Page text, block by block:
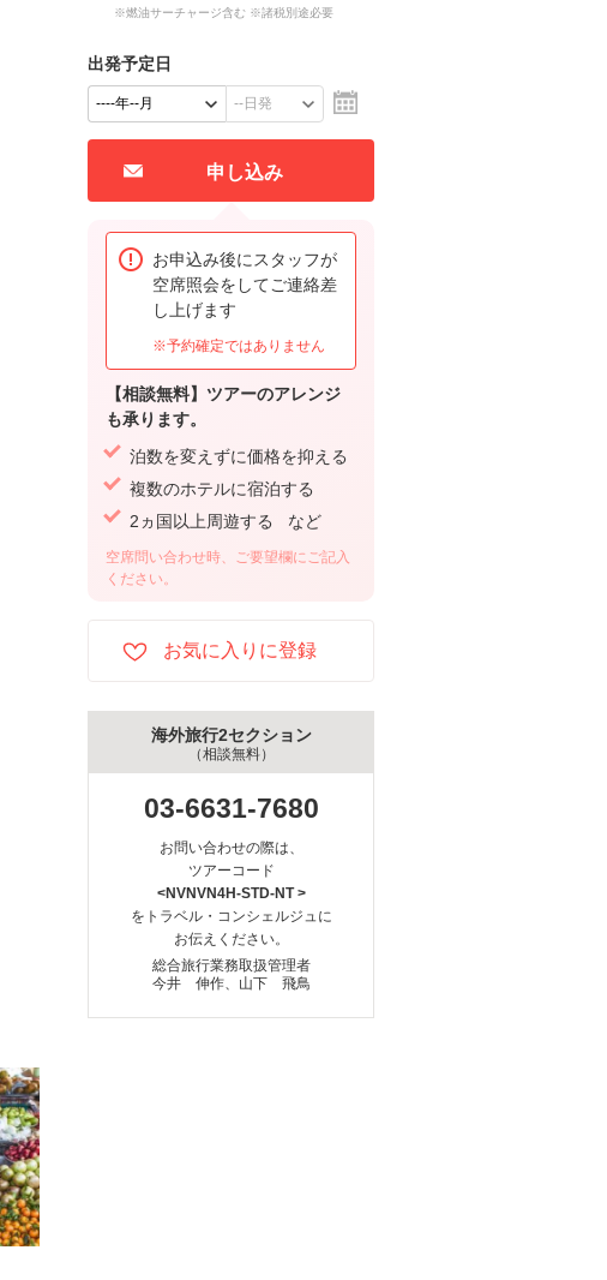
※燃油サーチャージ含む ※諸税別途必要
出発予定日
申し込み
お申込み後にスタッフが
空席照会をしてご連絡差
し上げます
※予約確定ではありません
【相談無料】ツアーのアレンジ
も承ります。
泊数を変えずに価格を抑える
複数のホテルに宿泊する
2ヵ国以上周遊する など
空席問い合わせ時、ご要望欄にご記入
ください。
海外旅行2セクション
（相談無料）
03-6631-7680
お問い合わせの際は、
ツアーコード
<NVNVN4H-STD-NT >
をトラベル・コンシェルジュに
お伝えください。
総合旅行業務取扱管理者
今井 伸作、山下 飛鳥